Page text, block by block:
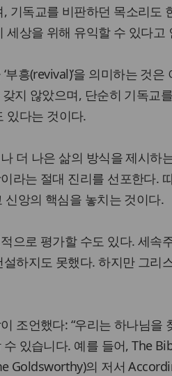
기독교를 비판하던 목소리도
상을 위해 유익할 수 있다고
흥(revival)’을 의미하는 것은
지 않았으며, 단순히 기독교
있다는 것이다.
더 나은 삶의 방식을 제시하
라는 절대 진리를 선포한다.
신앙의 핵심을 놓치는 것이다.
으로 평가할 수도 있다. 세속
하지도 못했다. 하지만 그리
조언했다: “우리는 하나님을
있습니다. 예를 들어, The
Goldsworthy)의 저서